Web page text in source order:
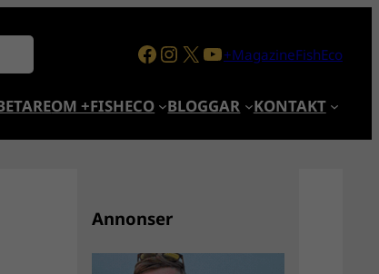
Facebook
Instagram
X YouTube
+MagazineFishEco
OM +FISHECO BLOGGAR KONTAKT
Annonser